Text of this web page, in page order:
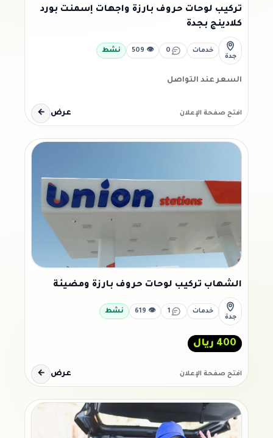
تركيب لوحات حروف بارزة واجهات إسمنت بورد
كلادينج بجدة
جدة
خدمات 0
👁 509 نشط
السعر عند التواصل
افتح صفحة الإعلان عرض ←
الشهاب تركيب لوحات حروف بارزة ومضيئة
جدة
خدمات 1
👁 619 نشط
400 ريال
افتح صفحة الإعلان عرض ←